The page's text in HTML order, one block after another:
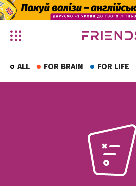
ALL FOR BRAIN FOR LIFE